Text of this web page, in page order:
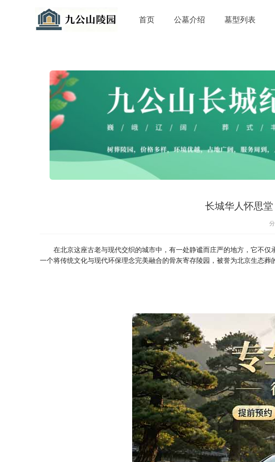
首页 公墓介绍 墓型列表
长城华人怀思
在北京这座古老与现代交织的城市中，有一处静谧而庄严的地方，它不
一个将传统文化与现代环保理念完美融合的骨灰寄存陵园，被誉为北京生态葬